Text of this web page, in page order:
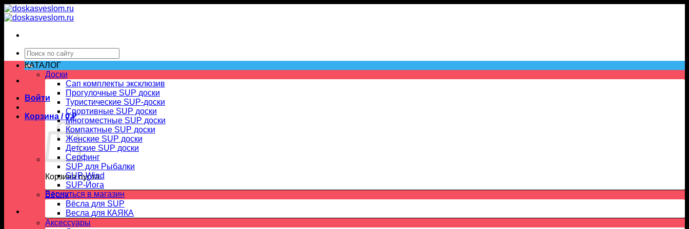
Skip
to
Искать:
Войти
Корзина /0₽
Корзина пуста.
Вернуться в магазин
КАТАЛОГ
Доски
Сап комплекты эксклюзив
Прогулочные SUP доски
Туристические SUP-доски
Спортивные SUP доски
Многоместные SUP доски
Компактные SUP доски
Женские SUP доски
Детские SUP доски
Серфинг
SUP для Рыбалки
SUP-Wind
SUP-Йога
Вёсла
Вёсла для SUP
Весла для КАЯКА
Аксессуары